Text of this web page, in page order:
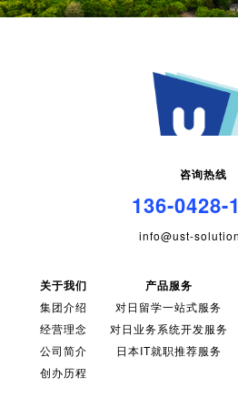
咨询热线
136-0428-
info@ust-
关于我们
集团介绍
经营理念
公司简介
创办历程
产品服务
对日留学一站式服务
对日业务系统开发服务
日本IT就职推荐服务